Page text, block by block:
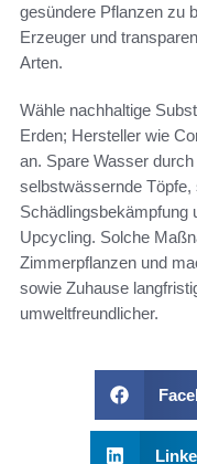
gesündere Pflanzen zu
Erzeuger und
Arten.
Wähle nachhaltige
Erden; Hersteller wie
an. Spare Wasser
selbstwässernde
Schädlingsbekämpfung
Upcycling. Solche
Zimmerpflanzen und
sowie Zuhause
umweltfreundlicher.